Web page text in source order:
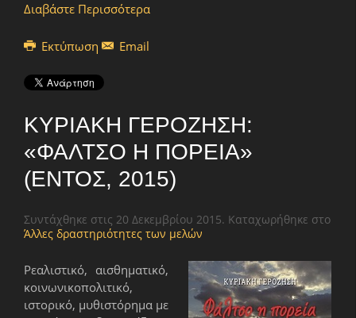
Διαβάστε Περισσότερα
Εκτύπωση Email
ΚΥΡΙΑΚΉ ΓΕΡΟΖΉΣΗ:
«ΦΆΛΤΣΟ Η ΠΟΡΕΊΑ»
(ΕΝΤΌΣ, 2015)
Συντάχθηκε στις 20 Δεκεμβρίου 2015. Καταχωρήθηκε στο
Άλλες δραστηριότητες των μελών
Ρεαλιστικό, αισθηματικό,
κοινωνικοπολιτικό,
ιστορικό, μυθιστόρημα με